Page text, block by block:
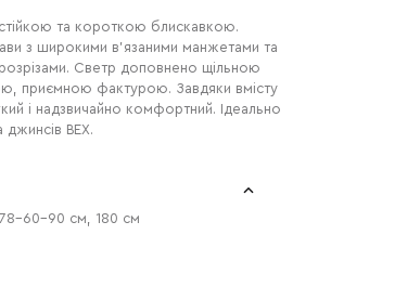
та короткою блискавкою.
з широкими в’язаними манжетами та
Светр доповнено щільною
приємною фактурою. Завдяки вмісту
і надзвичайно комфортний. Ідеально
джинсів BEX.
78-60-90 см, 180 см